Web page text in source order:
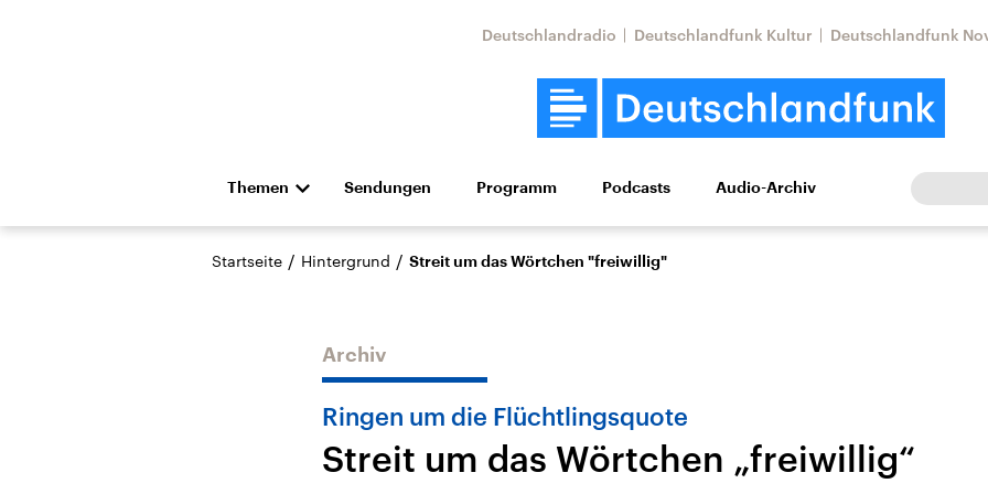
Deutschlandradio Deutschlandfunk Kultur Deutschlandfunk
Themen
Die Nachrichten Politik Wirtschaft Wissen Kultur Europa
Hörspiel und Feature Musik
Landtagswahl Sachsen-
USA
Nahostkonflikt
Aktuelle Lage und
Aktuelle Lage und
Sendungen Programm Podcasts Audio-Archiv
Startseite / Hintergrund / Streit um das Wörtchen "freiwillig"
Archiv
Ringen um die Flüchtlingsquote
Streit um das Wörtchen „freiwillig“